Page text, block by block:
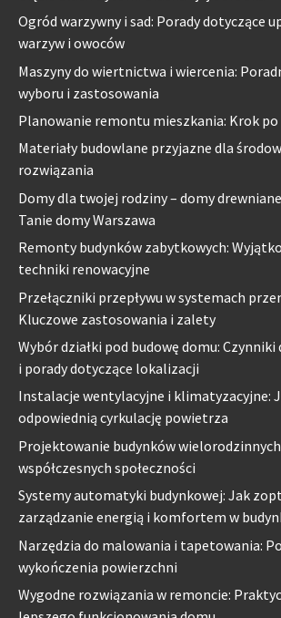
Ogród warzywny i sad: Porady dotyczące
warzyw i owoców
Maszyny do wiertnictwa i wiercenia:
wyboru i zastosowania
Planowanie remontu mieszkania: Krok
Materiały budowlane przyjazne dla
rozwiązania
Domy dla twojej rodziny – domy
Tanie domy Warszawa
Remonty budynków zabytkowych:
techniki renowacyjne
Przełączniki przepływu w systemach
Kluczowe zastosowania i zalety
Wybór działki pod budowę domu:
i porady dotyczące lokalizacji
Instalacje wentylacyjne i klimatyzacyjne:
odpowiednią cyrkulację powietrza
Projektowanie budynków
współczesnych społeczności
Systemy automatyki budynkowej: Jak
zarządzanie energią i komfortem w
Narzędzia do malowania i tapetowania:
wykończenia powierzchni
Wygodne rozwiązania w remoncie: